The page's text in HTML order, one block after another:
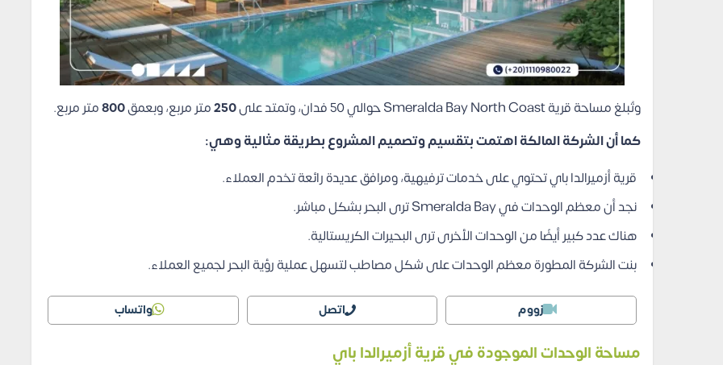
وتُبلغ مساحة قرية Smeralda Bay North Coast حوالي 50 فدان، وتمتد على 250متر مربع، وبعمق800متر مربع.
كما أن الشركة المالكة اهتمت بتقسيم وتصميم المشروع بطريقة مثالية وهي:
قرية أزميرالدا باي تحتوي على خدمات ترفيهية، ومرافق عديدة رائعة تخدم العملاء.
نجد أن معظم الوحدات في Smeralda Bay ترى البحر بشكل مباشر.
هناك عدد كبير أيضًا من الوحدات الأخرى ترى البحيرات الكريستالية.
بنت الشركة المطورة معظم الوحدات على شكل مصاطب لتسهل عملية رؤية البحر لجميع العملاء.
زووم اتصل واتساب
مساحة الوحدات الموجودة في قرية أزميرالدا باي